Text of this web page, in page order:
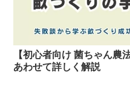
【初心者向け 菌ちゃん農
あわせて詳しく解説